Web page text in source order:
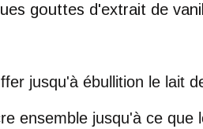
gouttes d'extrait de
jusqu'à ébullition le lait
ensemble jusqu'à ce que